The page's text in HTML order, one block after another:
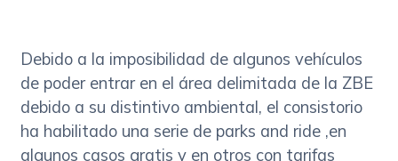
Debido a la imposibilidad de algunos vehículos
de poder entrar en el área delimitada de la ZBE
debido a su distintivo ambiental, el consistorio
ha habilitado una serie de parks and ride ,en
algunos casos gratis y en otros con tarifas